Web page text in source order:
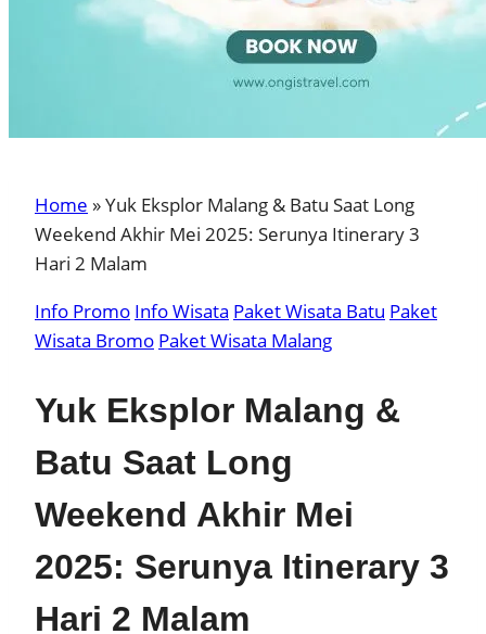
Home »Yuk Eksplor Malang & Batu Saat Long
Weekend Akhir Mei 2025: Serunya Itinerary 3
Hari 2 Malam
Info Promo Info Wisata Paket Wisata Batu Paket
Wisata Bromo Paket Wisata Malang
Yuk Eksplor Malang &
Batu Saat Long
Weekend Akhir Mei
2025: Serunya Itinerary 3
Hari 2 Malam